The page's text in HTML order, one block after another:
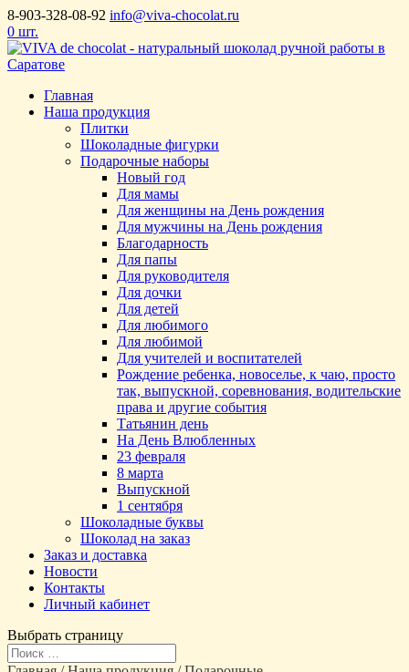
8-903-328-08-92 info@viva-chocolat.ru
0 шт.
Главная
Наша продукция
Плитки
Шоколадные фигурки
Подарочные наборы
Новый год
Для мамы
Для женщины на День рождения
Для мужчины на День рождения
Благодарность
Для папы
Для руководителя
Для дочки
Для детей
Для любимого
Для любимой
Для учителей и воспитателей
Рождение ребенка, новоселье, к чаю, просто
так, выпускной, соревнования, водительские
права и другие события
Татьянин день
На День Влюбленных
23 февраля
8 марта
Выпускной
1 сентября
Шоколадные буквы
Шоколад на заказ
Заказ и доставка
Новости
Контакты
Личный кабинет
Выбрать страницу